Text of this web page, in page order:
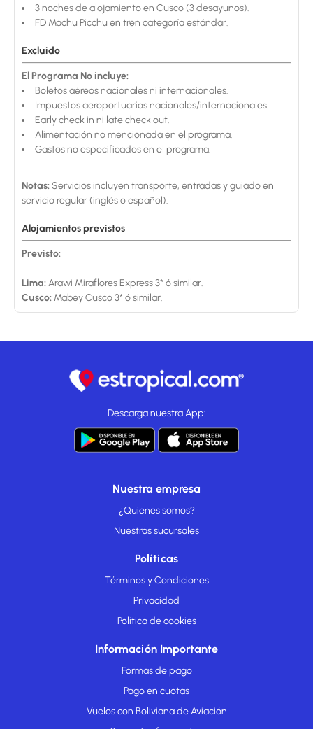
3 noches de alojamiento en Cusco (3 desayunos).
FD Machu Picchu en tren categoría estándar.
Excluido
El Programa No incluye:
Boletos aéreos nacionales ni internacionales.
Impuestos aeroportuarios nacionales/internacionales.
Early check in ni late check out.
Alimentación no mencionada en el programa.
Gastos no especificados en el programa.
Notas:Servicios incluyen transporte, entradas y guiado en
servicio regular (inglés o español).
Alojamientos previstos
Previsto:
Lima:Arawi Miraflores Express 3* ó similar.
Cusco: Mabey Cusco 3* ó similar.
Descarga nuestra App:
Nuestra empresa
¿Quienes somos?
Nuestras sucursales
Políticas
Términos y Condiciones
Privacidad
Politica de cookies
Información Importante
Formas de pago
Pago en cuotas
Vuelos con Boliviana de Aviación